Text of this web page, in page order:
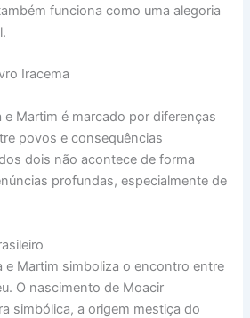
funciona como uma alegoria
Iracema
e Martim é marcado por diferenças
povos e consequências
dois não acontece de forma
profundas, especialmente de
e Martim simboliza o encontro entre
O nascimento de Moacir
simbólica, a origem mestiça do